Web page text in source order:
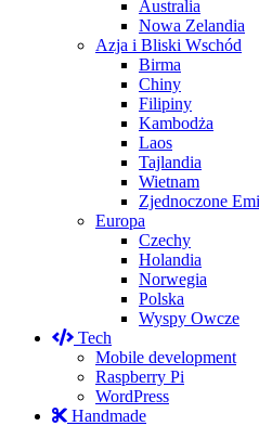
Australia
Nowa Zelandia
Azja i Bliski Wschód
Birma
Chiny
Filipiny
Kambodża
Laos
Tajlandia
Wietnam
Zjednoczone
Europa
Czechy
Holandia
Norwegia
Polska
Wyspy Owcze
Tech
Mobile development
Raspberry Pi
WordPress
Handmade